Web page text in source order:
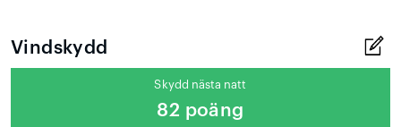
Vindskydd
Skydd nästa natt
82 poäng